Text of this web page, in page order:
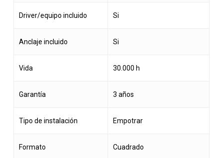
Driver/equipo incluido Si
Anclaje incluido Si
Vida 30.000 h
Garantía 3 años
Tipo de instalación Empotrar
Formato Cuadrado